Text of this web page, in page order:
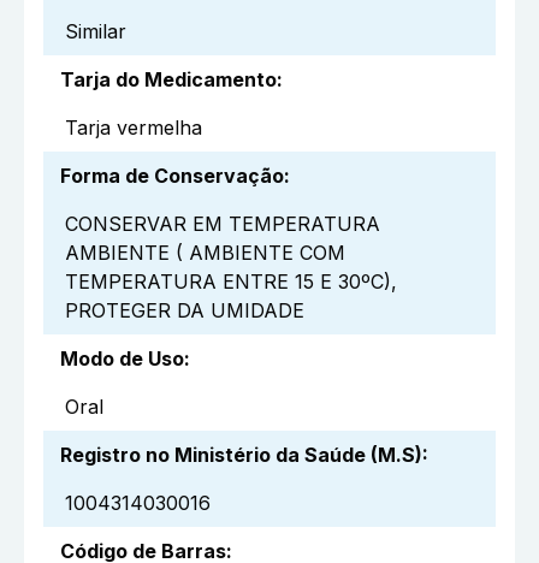
Similar
Tarja do Medicamento:
Tarja vermelha
Forma de Conservação:
CONSERVAR EM TEMPERATURA
AMBIENTE ( AMBIENTE COM
TEMPERATURA ENTRE 15 E 30ºC),
PROTEGER DA UMIDADE
Modo de Uso:
Oral
Registro no Ministério da Saúde (M.S):
1004314030016
Código de Barras: